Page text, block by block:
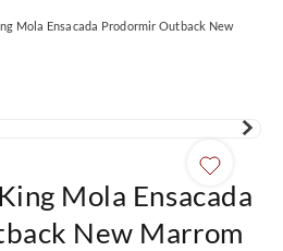
Mola Ensacada Prodormir Outback New
Mola Ensacada
New Marrom